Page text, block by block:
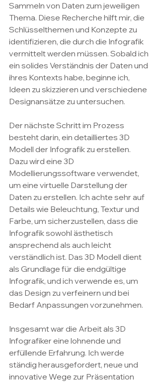
Sammeln von Daten zum jeweiligen
Thema. Diese Recherche hilft mir, die
Schlüsselthemen und Konzepte zu
identifizieren, die durch die Infografik
vermittelt werden müssen. Sobald ich
ein solides Verständnis der Daten und
ihres Kontexts habe, beginne ich,
Ideen zu skizzieren und verschiedene
Designansätze zu untersuchen.
Der nächste Schritt im Prozess
besteht darin, ein detailliertes 3D
Modell der Infografik zu erstellen.
Dazu wird eine 3D
Modellierungssoftware verwendet,
um eine virtuelle Darstellung der
Daten zu erstellen. Ich achte sehr auf
Details wie Beleuchtung, Textur und
Farbe, um sicherzustellen, dass die
Infografik sowohl ästhetisch
ansprechend als auch leicht
verständlich ist. Das 3D Modell dient
als Grundlage für die endgültige
Infografik, und ich verwende es, um
das Design zu verfeinern und bei
Bedarf Anpassungen vorzunehmen.
Insgesamt war die Arbeit als 3D
Infografiker eine lohnende und
erfüllende Erfahrung. Ich werde
ständig herausgefordert, neue und
innovative Wege zur Präsentation